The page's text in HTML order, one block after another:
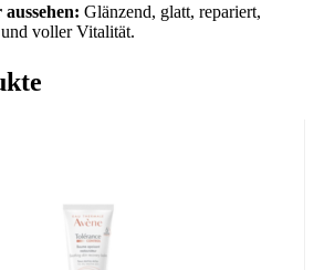
Glänzend, glatt, repariert,
voller Vitalität.
und sanft einmassieren.